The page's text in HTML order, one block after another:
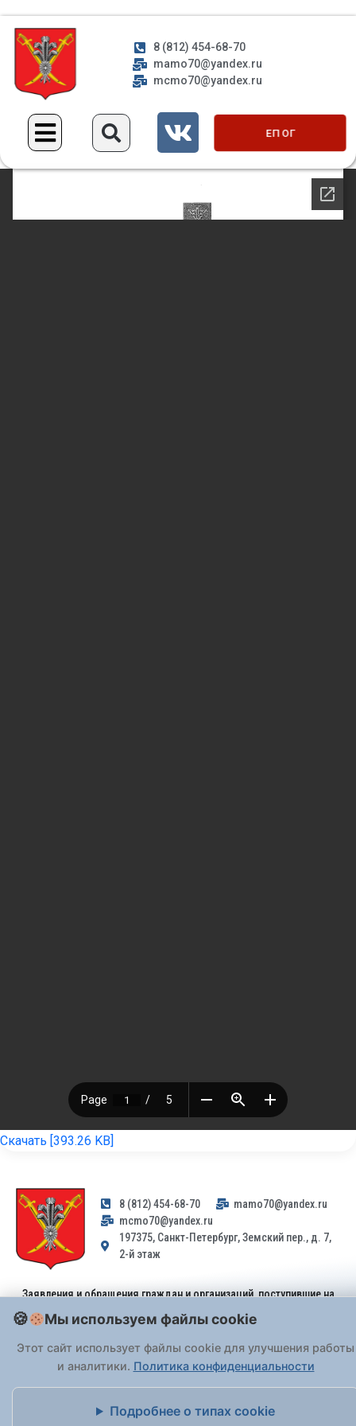
8 (812) 454-68-70
mamo70@yandex.ru
mcmo70@yandex.ru
ЕП ОГ
Скачать [393.26 KB]
8 (812) 454-68-70
mamo70@yandex.ru
mcmo70@yandex.ru
197375, Санкт-Петербург, Земский пер., д. 7,
2-й этаж
Заявления и обращения граждан и организаций, поступившие на
адрес email, не могут быть рассмотрены на основании
Федерального закона от 02.05.2006 № 59-ФЗ. Обращения
принимаются только: по почте, черезпортал «Госуслуги» (ЕПГУ)
или лично при предъявлении паспорта.
На Сайте действует Политика обработки персональных данных
Мы используем файлы cookie
Этот сайт использует файлы cookie для улучшения работы
и аналитики. Политика конфиденциальности
Подробнее о типах cookie